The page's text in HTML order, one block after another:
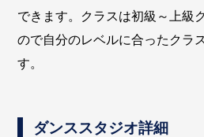
できます。クラスは初級～上級
ので自分のレベルに合ったクラ
す。
ダンススタジオ詳細